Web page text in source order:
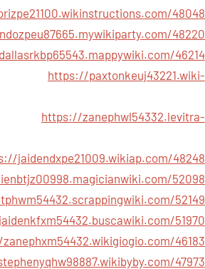
https://paxtonkeuj43221.wiki-
https://zanephwl54332.levitra-